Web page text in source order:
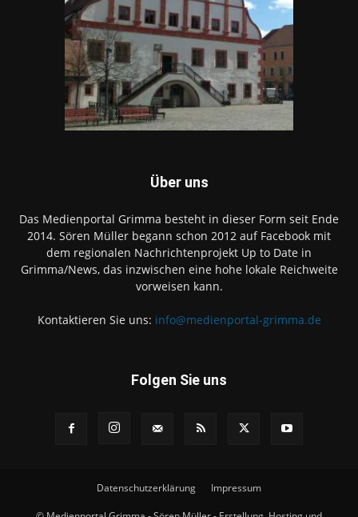
Über uns
Das Medienportal Grimma besteht in dieser Form seit Ende
2014. Sören Müller begann schon 2012 auf Facebook mit
dem regionalen Nachrichtenprojekt Up to Date in
Grimma/News, das inzwischen eine hohe lokale Reichweite
vorweisen kann.
Kontaktieren Sie uns: info@medienportal-grimma.de
Folgen Sie uns
Datenschutzerklärung Impressum